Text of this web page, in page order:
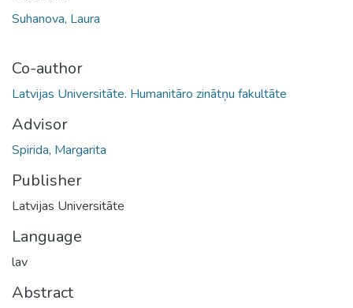
Suhanova, Laura
Co-author
Latvijas Universitāte. Humanitāro zinātņu fakultāte
Advisor
Spirida, Margarita
Publisher
Latvijas Universitāte
Language
lav
Abstract